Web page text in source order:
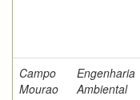
Campo
Mourao
Engenharia
Ambiental